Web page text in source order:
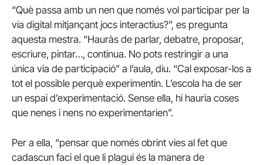
“Què passa amb un nen que només vol participar per la
via digital mitjançant jocs interactius?”, es pregunta
aquesta mestra. “Hauràs de parlar, debatre, proposar,
escriure, pintar…, continua. No pots restringir a una
única via de participació” a l’aula, diu. “Cal exposar-los a
tot el possible perquè experimentin. L’escola ha de ser
un espai d’experimentació. Sense ella, hi hauria coses
que nenes i nens no experimentarien”.
Per a ella, “pensar que només obrint vies al fet que
cadascun faci el que li plagui és la manera de